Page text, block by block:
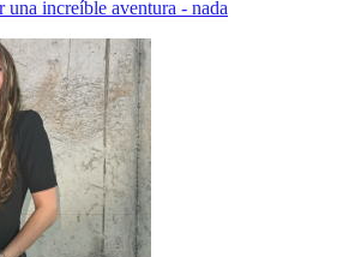
una increíble aventura - nada